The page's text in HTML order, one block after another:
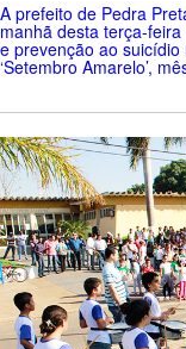
A prefeito de Pedra
manhã desta terça-
e prevenção ao
‘Setembro Amarelo’,